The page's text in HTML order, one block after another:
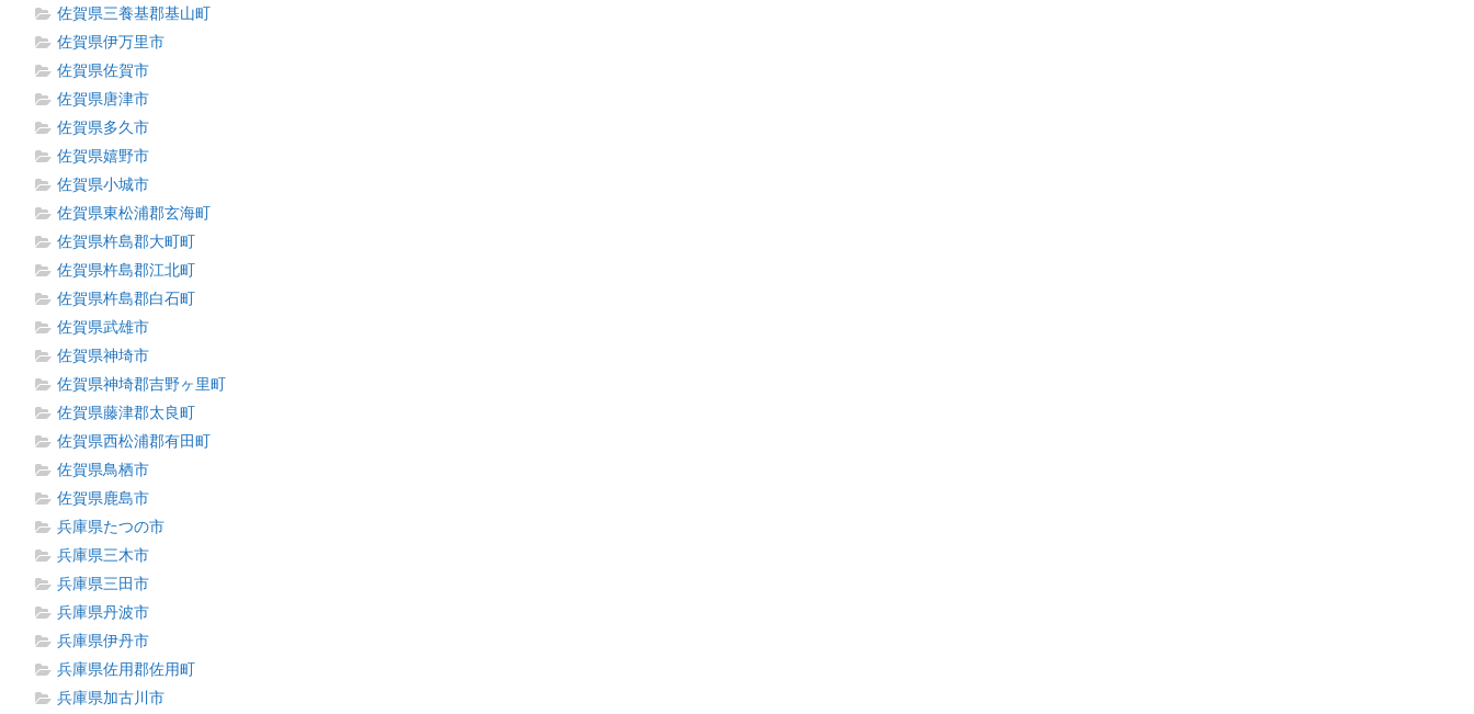
佐賀県三養基郡基山町
佐賀県伊万里市
佐賀県佐賀市
佐賀県唐津市
佐賀県多久市
佐賀県嬉野市
佐賀県小城市
佐賀県東松浦郡玄海町
佐賀県杵島郡大町町
佐賀県杵島郡江北町
佐賀県杵島郡白石町
佐賀県武雄市
佐賀県神埼市
佐賀県神埼郡吉野ヶ里町
佐賀県藤津郡太良町
佐賀県西松浦郡有田町
佐賀県鳥栖市
佐賀県鹿島市
兵庫県たつの市
兵庫県三木市
兵庫県三田市
兵庫県丹波市
兵庫県伊丹市
兵庫県佐用郡佐用町
兵庫県加古川市